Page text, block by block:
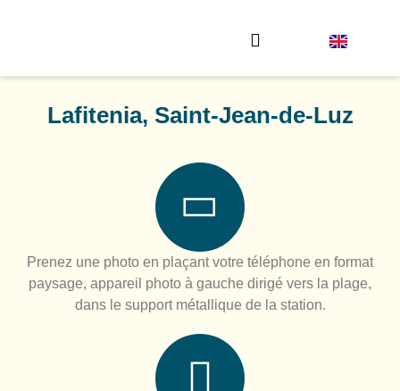
Lafitenia, Saint-Jean-de-Luz
Prenez une photo en plaçant votre téléphone en format
paysage, appareil photo à gauche dirigé vers la plage,
dans le support métallique de la station.